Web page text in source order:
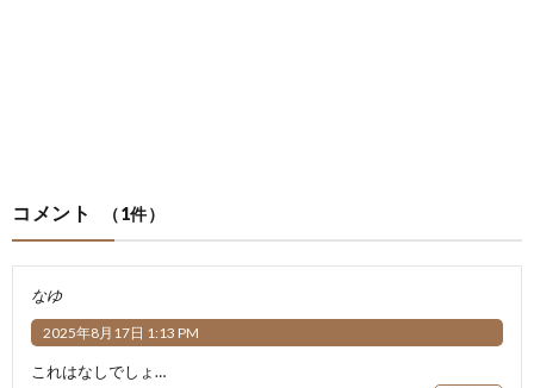
コメント （1件）
なゆ
2025年8月17日 1:13 PM
これはなしでしょ…